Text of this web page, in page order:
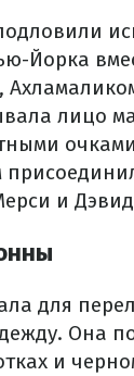
Йорка
лицо
и
для
Она
и